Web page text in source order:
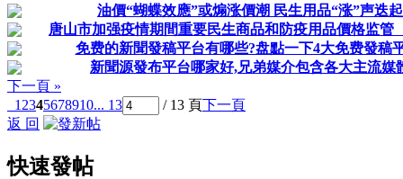
油價“蝴蝶效應”或煽涨價潮 民生用品“涨”声迭起
唐山市加强疫情期間重要民生商品和防疫用品價格监管
免费的新聞發稿平台有哪些?盘點一下4大免费發稿
新聞源發布平台哪家好,兄弟媒介包含各大主流媒
下一頁 »
1 2345678910... 13 / 13 頁下一頁
返 回
快速發帖